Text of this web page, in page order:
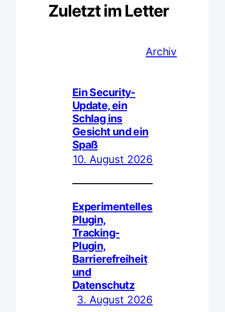
Zuletzt im Letter
Archiv
Ein Security-
Update, ein
Schlag ins
Gesicht und ein
Spaß
10. August 2026
Experimentelles
Plugin,
Tracking-
Plugin,
Barrierefreiheit
und
Datenschutz
3. August 2026